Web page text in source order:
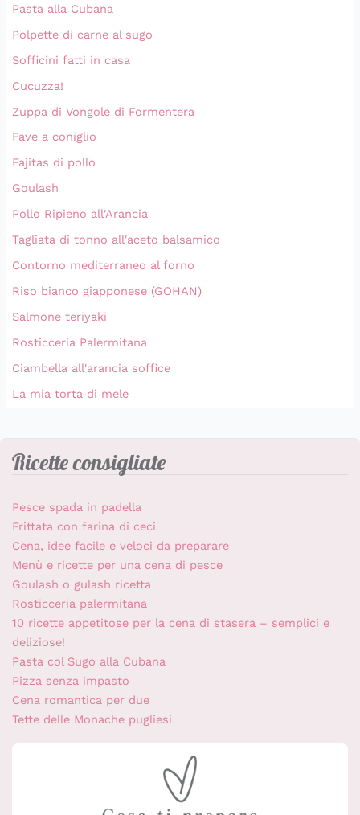
Pasta alla Cubana
Polpette di carne al sugo
Sofficini fatti in casa
Cucuzza!
Zuppa di Vongole di Formentera
Fave a coniglio
Fajitas di pollo
Goulash
Pollo Ripieno all'Arancia
Tagliata di tonno all'aceto balsamico
Contorno mediterraneo al forno
Riso bianco giapponese (GOHAN)
Salmone teriyaki
Rosticceria Palermitana
Ciambella all'arancia soffice
La mia torta di mele
Ricette consigliate
Pesce spada in padella
Frittata con farina di ceci
Cena, idee facile e veloci da preparare
Menù e ricette per una cena di pesce
Goulash o gulash ricetta
Rosticceria palermitana
10 ricette appetitose per la cena di stasera – semplici e
deliziose!
Pasta col Sugo alla Cubana
Pizza senza impasto
Cena romantica per due
Tette delle Monache pugliesi